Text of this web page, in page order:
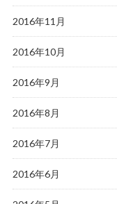
2016年11月
2016年10月
2016年9月
2016年8月
2016年7月
2016年6月